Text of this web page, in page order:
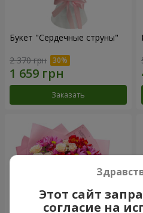
Букет "Сердечные струны"
2 370 грн
Заказать
Этот сайт
согласие на